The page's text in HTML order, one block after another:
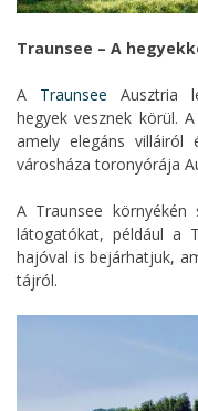
Traunsee – A
A Traunsee Ausztria
hegyek vesznek körül.
amely elegáns villáiról
városháza toronyórája
A Traunsee környékén
látogatókat, például a
hajóval is bejárhatjuk,
tájról.